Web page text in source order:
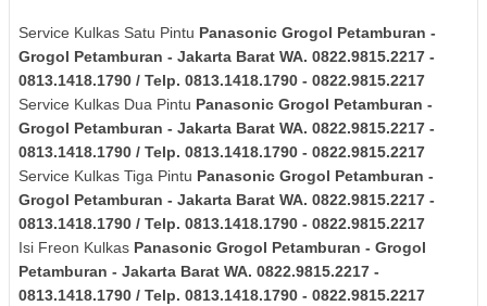
Service Kulkas Satu Pintu Panasonic Grogol Petamburan -
Grogol Petamburan - Jakarta Barat WA. 0822.9815.2217 -
0813.1418.1790 / Telp. 0813.1418.1790 - 0822.9815.2217
Service Kulkas Dua Pintu Panasonic Grogol Petamburan -
Grogol Petamburan - Jakarta Barat WA. 0822.9815.2217 -
0813.1418.1790 / Telp. 0813.1418.1790 - 0822.9815.2217
Service Kulkas Tiga Pintu Panasonic Grogol Petamburan -
Grogol Petamburan - Jakarta Barat WA. 0822.9815.2217 -
0813.1418.1790 / Telp. 0813.1418.1790 - 0822.9815.2217
Isi Freon Kulkas Panasonic Grogol Petamburan - Grogol
Petamburan - Jakarta Barat WA. 0822.9815.2217 -
0813.1418.1790 / Telp. 0813.1418.1790 - 0822.9815.2217